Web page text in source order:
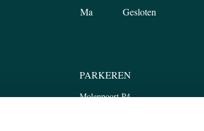
Ma
Gesloten
PARKEREN
Molenpoort P4